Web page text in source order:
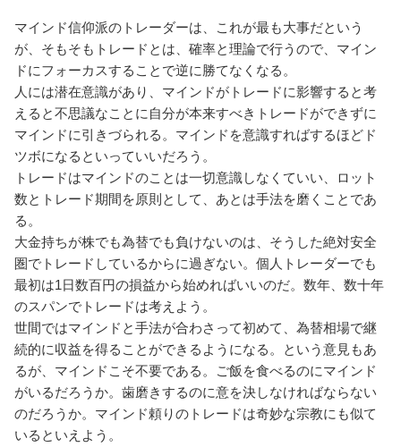
マインド信仰派のトレーダーは、これが最も大事だという
が、そもそもトレードとは、確率と理論で行うので、マイン
ドにフォーカスすることで逆に勝てなくなる。
人には潜在意識があり、マインドがトレードに影響すると考
えると不思議なことに自分が本来すべきトレードができずに
マインドに引きづられる。マインドを意識すればするほどド
ツボになるといっていいだろう。
トレードはマインドのことは一切意識しなくていい、ロット
数とトレード期間を原則として、あとは手法を磨くことであ
る。
大金持ちが株でも為替でも負けないのは、そうした絶対安全
圏でトレードしているからに過ぎない。個人トレーダーでも
最初は1日数百円の損益から始めればいいのだ。数年、数十年
のスパンでトレードは考えよう。
世間ではマインドと手法が合わさって初めて、為替相場で継
続的に収益を得ることができるようになる。という意見もあ
るが、マインドこそ不要である。ご飯を食べるのにマインド
がいるだろうか。歯磨きするのに意を決しなければならない
のだろうか。マインド頼りのトレードは奇妙な宗教にも似て
いるといえよう。